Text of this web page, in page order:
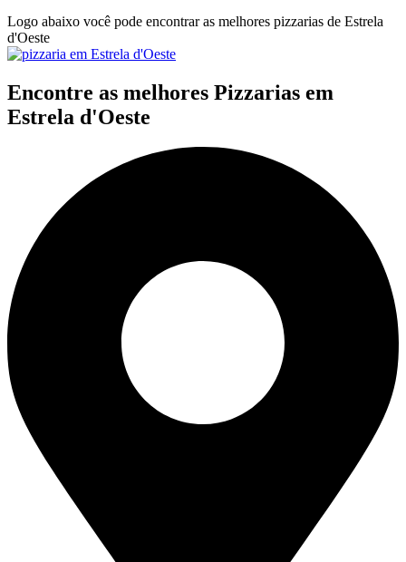
Logo abaixo você pode encontrar as melhores pizzarias de Estrela
d'Oeste
Encontre as melhores Pizzarias em
Estrela d'Oeste